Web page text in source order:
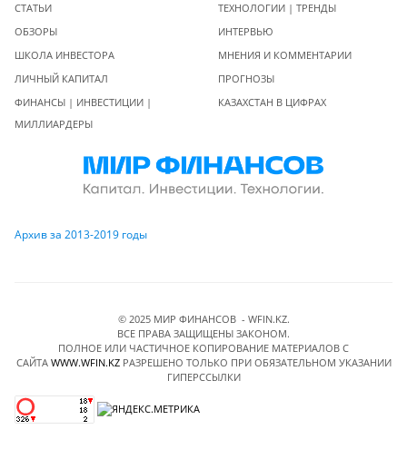
СТАТЬИ
ОБЗОРЫ
ШКОЛА ИНВЕСТОРА
ЛИЧНЫЙ КАПИТАЛ
ФИНАНСЫ | ИНВЕСТИЦИИ |
МИЛЛИАРДЕРЫ
ТЕХНОЛОГИИ | ТРЕНДЫ
ИНТЕРВЬЮ
МНЕНИЯ И КОММЕНТАРИИ
ПРОГНОЗЫ
КАЗАХСТАН В ЦИФРАХ
Архив за 2013-2019 годы
© 2025 МИР ФИНАНСОВ - WFIN.KZ.
ВСЕ ПРАВА ЗАЩИЩЕНЫ ЗАКОНОМ.
ПОЛНОЕ ИЛИ ЧАСТИЧНОЕ КОПИРОВАНИЕ МАТЕРИАЛОВ C
САЙТА WWW.WFIN.KZРАЗРЕШЕНО ТОЛЬКО ПРИ ОБЯЗАТЕЛЬНОМ УКАЗАНИИ
ГИПЕРССЫЛКИ